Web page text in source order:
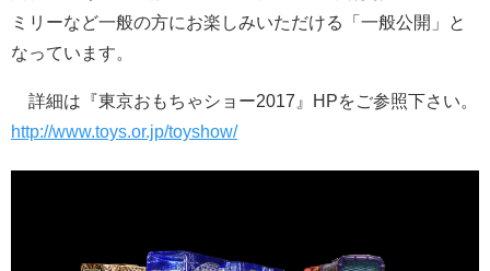
ミリーなど一般の方にお楽しみいただける「一般公開」と
なっています。
詳細は『東京おもちゃショー2017』HPをご参照下さい。
http://www.toys.or.jp/toyshow/